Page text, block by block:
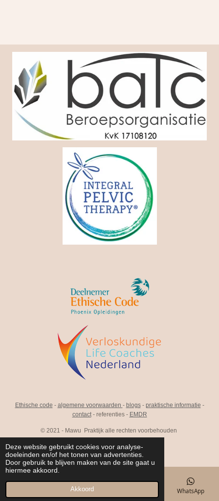
Deze website gebruikt cookies voor analyse-
doeleinden en/of het tonen van advertenties.
Door gebruik te blijven maken van de site gaat u
hiermee akkoord.
Akkoord
Ethische code - algemene voorwaarden - blogs- praktische informatie -
contact- referenties - EMDR
© 2021 - Mawu Praktijk alle rechten voorbehouden
F
a
b
o
I
n
L
i
Telefoonnummer WhatsApp